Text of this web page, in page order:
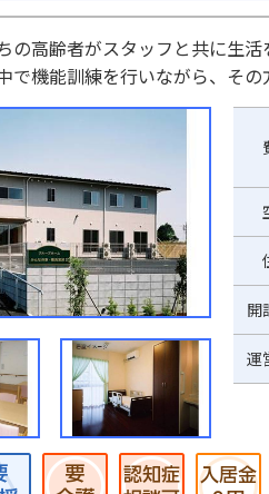
の高齢者がスタッフと共に生
で機能訓練を行いながら、その
開
運